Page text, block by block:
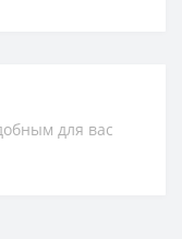
для вас